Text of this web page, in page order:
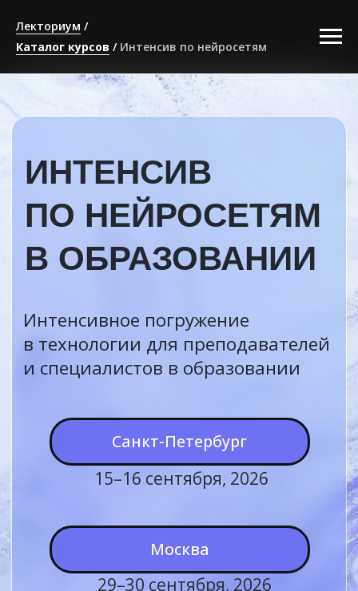
Лекториум /
Каталог курсов / Интенсив по нейросетям
ИНТЕНСИВ
ПО НЕЙРОСЕТЯМ
В ОБРАЗОВАНИИ
Интенсивное погружение
в технологии для преподавателей
и специалистов в образовании
15–16 сентября, 2026
Санкт-Петербург
29–30 сентября, 2026